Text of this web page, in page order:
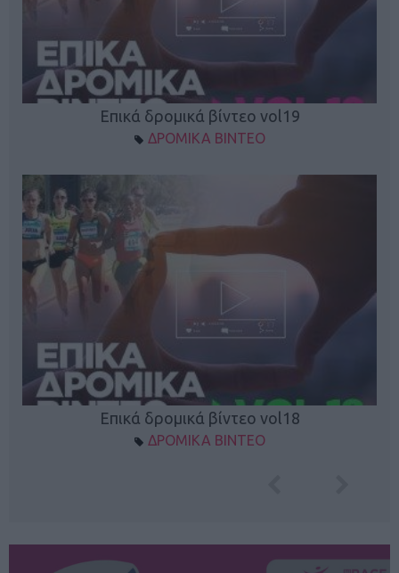
Επικά δρομικά βίντεο vol19
ΔΡΟΜΙΚΑ ΒΙΝΤΕΟ
Επικά δρομικά βίντεο vol18
ΔΡΟΜΙΚΑ ΒΙΝΤΕΟ